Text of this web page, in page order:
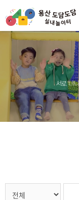
서로 너